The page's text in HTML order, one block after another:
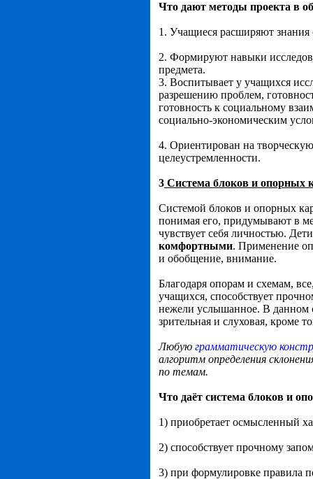
Что дают методы проекта в
1. Учащиеся расширяют
2. Формируют навыки
предмета.
3. Воспитывает у учащихся
разрешению проблем,
готовность к социальному
социально-экономическим
4. Ориентирован на
целеустремленности.
3 Система блоков и опорных
Системой блоков и опорных
понимая его, придумывают в
чувствует себя личностью.
комфортными. Применение
и обобщение, внимание.
Благодаря опорам и схемам,
учащихся, способствует
нежели услышанное. В данном
зрительная и слуховая, кроме
Любую грамматическую
алгоритм определения
по темам.
Что даёт система блоков и
1) приобретает осмысленный
2) способствует прочному
3) при формулировке правила